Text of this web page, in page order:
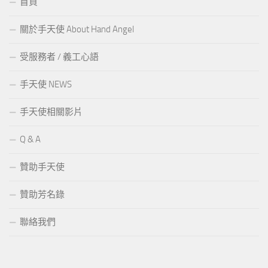
關於手天使 About Hand Angel
受服務者 / 義工心語
手天使 NEWS
手天使相關影片
Q & A
贊助手天使
贊助芳名錄
聯絡我們